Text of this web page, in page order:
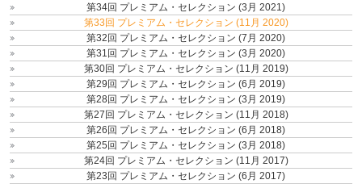
第34回 プレミアム・セレクション (3月 2021)
第33回 プレミアム・セレクション (11月 2020)
第32回 プレミアム・セレクション (7月 2020)
第31回 プレミアム・セレクション (3月 2020)
第30回 プレミアム・セレクション (11月 2019)
第29回 プレミアム・セレクション (6月 2019)
第28回 プレミアム・セレクション (3月 2019)
第27回 プレミアム・セレクション (11月 2018)
第26回 プレミアム・セレクション (6月 2018)
第25回 プレミアム・セレクション (3月 2018)
第24回 プレミアム・セレクション (11月 2017)
第23回 プレミアム・セレクション (6月 2017)